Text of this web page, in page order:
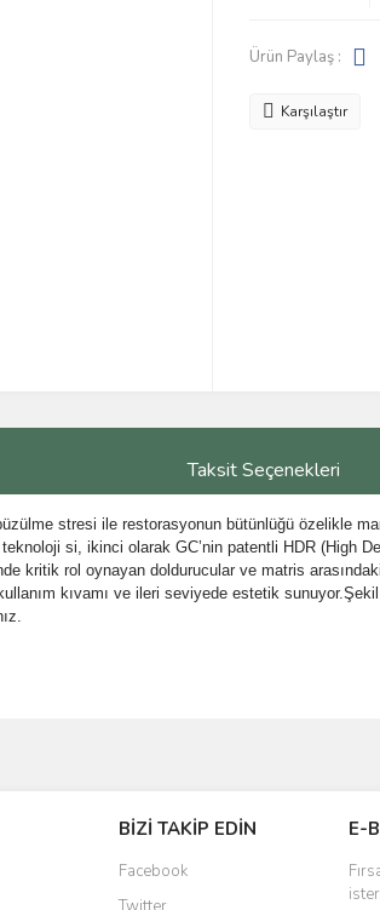
Ürün Paylaş :
Karşılaştır
Taksit Seçenekleri
stresi ile restorasyonun bütünlüğü özelikle
si, ikinci olarak GC’nin patentli HDR (High
kritik rol oynayan doldurucular ve matris
kıvamı ve ileri seviyede estetik
BİZİ TAKİP EDİN
Facebook
E-